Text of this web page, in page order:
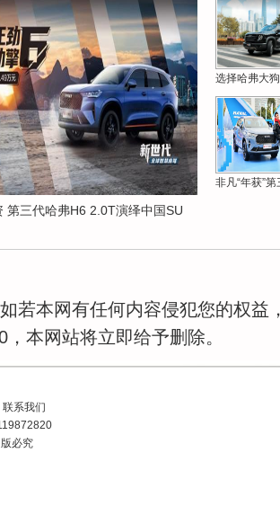
第三代哈弗H6 2.0T演绎中国SU
选择哈弗大
非凡“年获”第
如若本网有任何内容侵犯您的权益
，本网站将立即给予删除。
联系我们
必究